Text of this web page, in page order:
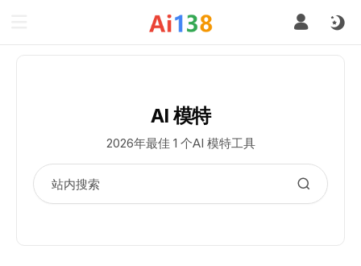
AI 模特
2026年最佳 1 个AI 模特工具